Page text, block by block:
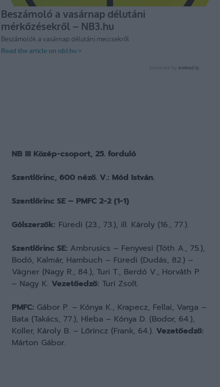
NB III Közép-csoport, 25. forduló
Szentlőrinc, 600 néző. V.: Mód István.
Szentlőrinc SE – PMFC 2-2 (1-1)
Gólszerzők: Füredi (23., 73.), ill. Károly (16., 77.).
Szentlőrinc SE: Ambrusics – Fenyvesi (Tóth A., 75.),
Bodó, Kalmár, Hambuch – Füredi (Dudás, 82.) –
Vágner (Nagy R., 84.), Turi T., Berdó V., Horváth P.
– Nagy K. Vezetőedző: Turi Zsolt.
PMFC: Gábor P. – Kónya K., Krapecz, Fellai, Varga –
Bata (Takács, 77.), Hleba – Kónya D. (Bodor, 64.),
Koller, Károly B. – Lőrincz (Frank, 64.). Vezetőedző:
Márton Gábor.